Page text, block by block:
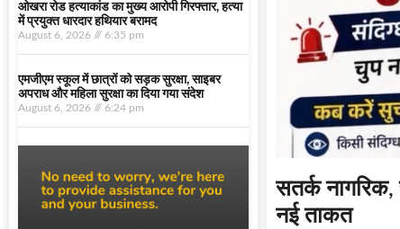
ओखरा रोड हत्याकांड का मुख्य आरोपी गिरफ्तार, हत्या
में प्रयुक्त धारदार हथियार बरामद
August 6, 2026 6:35 pm
एमजीएम स्कूल में छात्रों को सड़क सुरक्षा, साइबर
अपराध और महिला सुरक्षा का दिया गया संदेश
August 6, 2026 6:24 pm
सतर्क नागरिक,
नई ताकत